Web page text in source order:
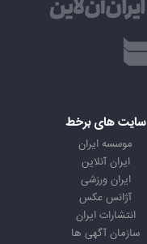
سایت های برخط
موسسه ایران
ایران آنلاین
ایران ورزشی
آژانس عکس
انتشارات ایران
سازمان آگهی ها